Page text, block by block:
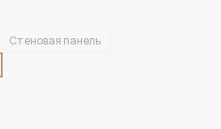
Стеновая панель